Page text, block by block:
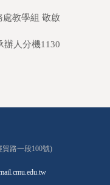
處教學組 敬啟
辦人分機1130
貿路一段100號)